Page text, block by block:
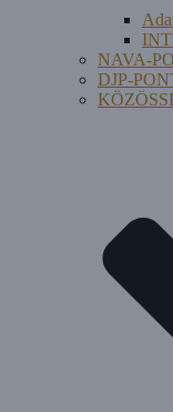
NAVA-
DJP-